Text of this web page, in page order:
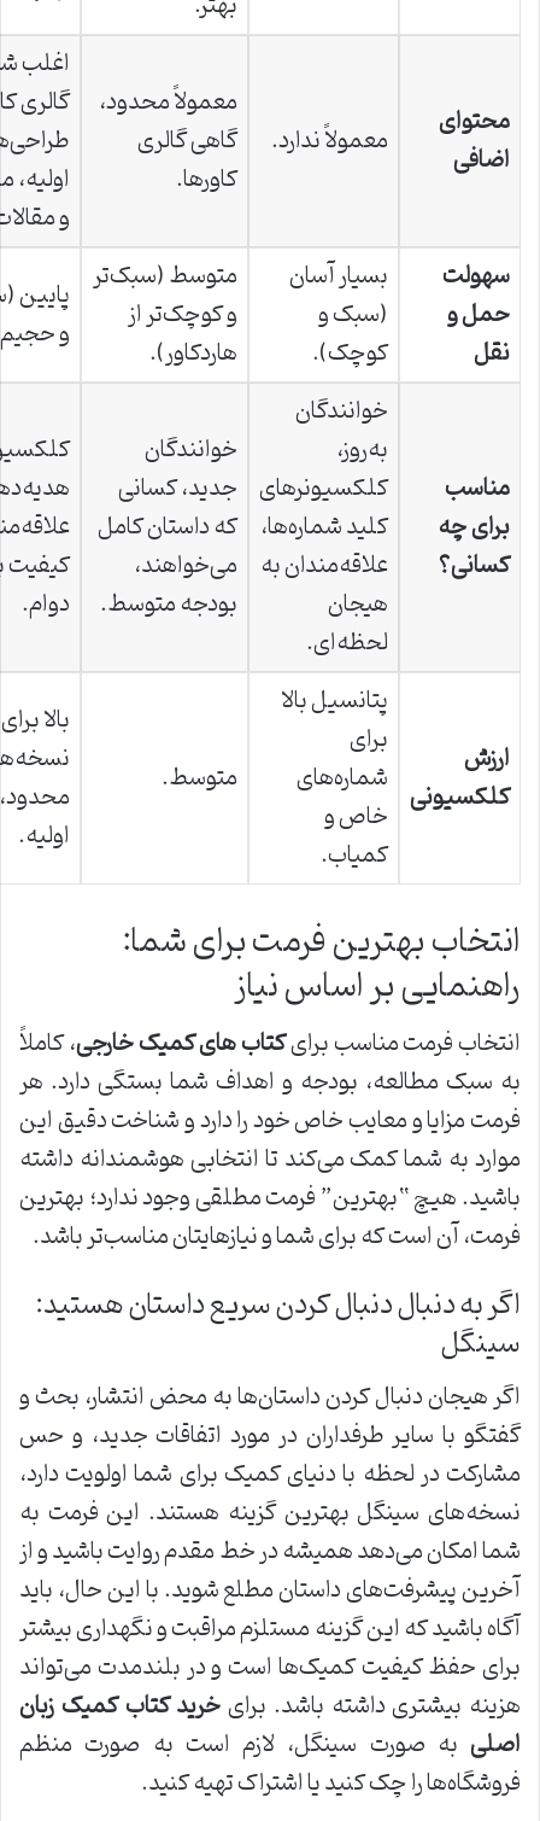
محتوای
اضافی
معمولاً ندارد.
معمولاً محدود،
گاهی گالری
کاورها.
اغلب
گالری
و
سهولت
حمل و
نقل
بسیار آسان
(سبک و
کوچک).
متوسط (سبک‌تر
و کوچک‌تر از
هاردکاور).
پایین
و
مناسب
برای چه
کسانی؟
خوانندگان
به‌روز،
کلکسیونرهای
کلید شماره‌ها،
علاقه‌مندان به
هیجان
لحظه‌ای.
خوانندگان
جدید، کسانی
که داستان کامل
می‌خواهند،
بودجه متوسط.
کیفیت
دوام.
ارزش
کلکسیونی
پتانسیل بالا
برای
شماره‌های
خاص و
کمیاب.
متوسط.
بالا برای
اولیه.
انتخاب بهترین فرمت برای شما:
راهنمایی بر اساس نیاز
انتخاب فرمت مناسب برایکتاب های کمیک خارجی، کاملاً
به سبک مطالعه، بودجه و اهداف شما بستگی دارد. هر
فرمت مزایا و معایب خاص خود را دارد و شناخت دقیق این
موارد به شما کمک می‌کند تا انتخابی هوشمندانه داشته
باشید. هیچ “بهترین” فرمت مطلقی وجود ندارد؛ بهترین
فرمت، آن است که برای شما و نیازهایتان مناسب‌تر باشد.
اگر به دنبال دنبال کردن سریع داستان هستید:
سینگل
اگر هیجان دنبال کردن داستان‌ها به محض انتشار، بحث و
گفتگو با سایر طرفداران در مورد اتفاقات جدید، و حس
مشارکت در لحظه با دنیای کمیک برای شما اولویت دارد،
نسخه‌های سینگل بهترین گزینه هستند. این فرمت به
شما امکان می‌دهد همیشه در خط مقدم روایت باشید و از
آخرین پیشرفت‌های داستان مطلع شوید. با این حال، باید
آگاه باشید که این گزینه مستلزم مراقبت و نگهداری بیشتر
برای حفظ کیفیت کمیک‌ها است و در بلندمدت می‌تواند
هزینه بیشتری داشته باشد. برایخرید کتاب کمیک زبان
اصلی به صورت سینگل، لازم است به صورت منظم
فروشگاه‌ها را چک کنید یا اشتراک تهیه کنید.